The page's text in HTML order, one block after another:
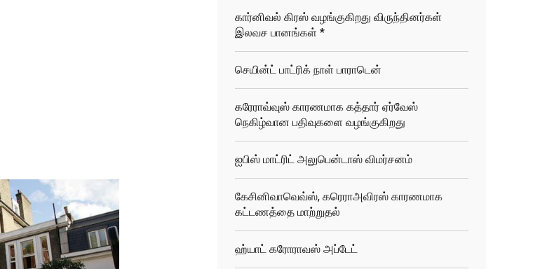
கார்னிவல் கிரஸ் வழங்குகிறது விருந்தினர்கள்
இலவச பானங்கள் *
செயின்ட் பாட்ரிக் நாள் பாராடென்
கரேராவ்வுஸ் காரணமாக கத்தார் ஏர்வேஸ்
நெகிழ்வான பதிவுகளை வழங்குகிறது
ஐபிஸ் மாட்ரிட் அலுபென்டாஸ் விமர்சனம்
கேசினிவாவெவ்ஸ், கரெராஅவிரஸ் காரணமாக
கட்டணத்தை மாற்றுதல்
ஹ்யாட் கரோராவஸ் அப்டேட்